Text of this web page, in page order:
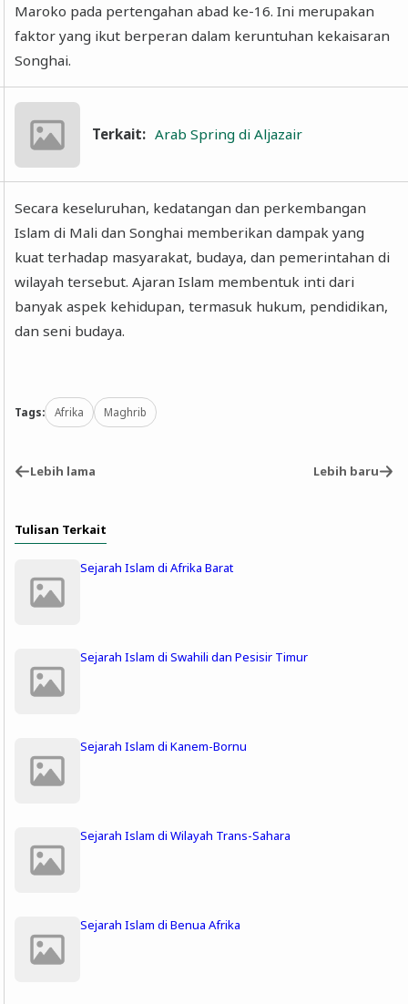
Maroko pada pertengahan abad ke-16. Ini merupakan
faktor yang ikut berperan dalam keruntuhan kekaisaran
Songhai.
Terkait: Arab Spring di Aljazair
Secara keseluruhan, kedatangan dan perkembangan
Islam di Mali dan Songhai memberikan dampak yang
kuat terhadap masyarakat, budaya, dan pemerintahan di
wilayah tersebut. Ajaran Islam membentuk inti dari
banyak aspek kehidupan, termasuk hukum, pendidikan,
dan seni budaya.
Tags: Afrika Maghrib
Lebih lama Lebih baru
Tulisan Terkait
Sejarah Islam di Afrika Barat
Sejarah Islam di Swahili dan Pesisir Timur
Sejarah Islam di Kanem-Bornu
Sejarah Islam di Wilayah Trans-Sahara
Sejarah Islam di Benua Afrika